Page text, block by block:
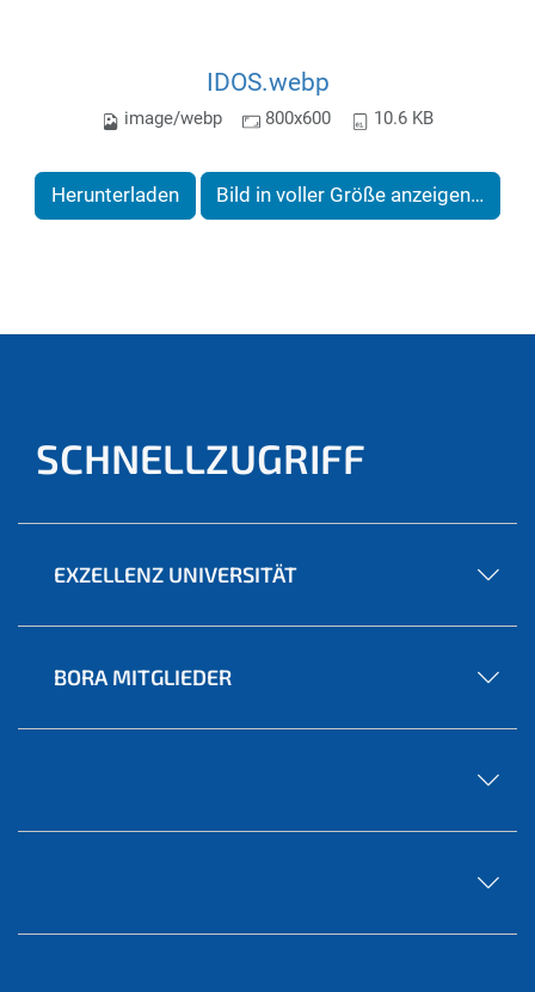
IDOS.webp
image/webp 800x600 10.6 KB
Herunterladen Bild in voller Größe anzeigen…
SCHNELLZUGRIFF
EXZELLENZ UNIVERSITÄT
BORA MITGLIEDER